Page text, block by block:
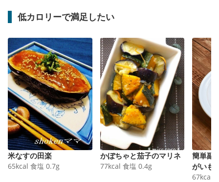
低カロリーで満足したい
米なすの田楽
65kcal 食塩 0.7g
かぼちゃと茄子のマリネ
77kcal 食塩 0.4g
簡単副
がいも
67kcal